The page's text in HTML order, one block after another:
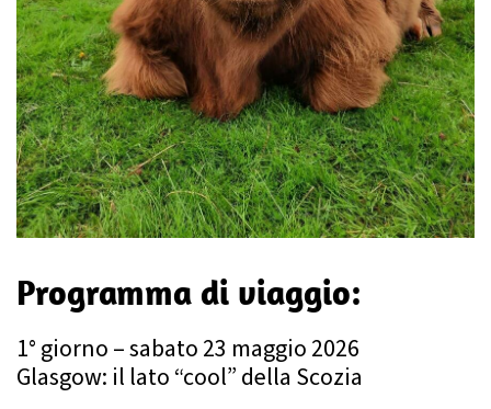
Programma di viaggio:
1° giorno – sabato 23 maggio 2026
Glasgow: il lato “cool” della Scozia